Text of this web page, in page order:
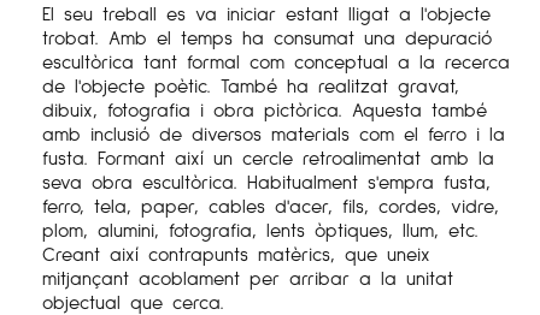
El seu treball es va iniciar estant lligat a l'objecte
trobat. Amb el temps ha consumat una depuració
escultòrica tant formal com conceptual a la recerca
de l'objecte poètic. També ha realitzat gravat,
dibuix, fotografia i obra pictòrica. Aquesta també
amb inclusió de diversos materials com el ferro i la
fusta. Formant així un cercle retroalimentat amb la
seva obra escultòrica. Habitualment s'empra fusta,
ferro, tela, paper, cables d'acer, fils, cordes, vidre,
plom, alumini, fotografia, lents òptiques, llum, etc.
Creant així contrapunts matèrics, que uneix
mitjançant acoblament per arribar a la unitat
objectual que cerca.